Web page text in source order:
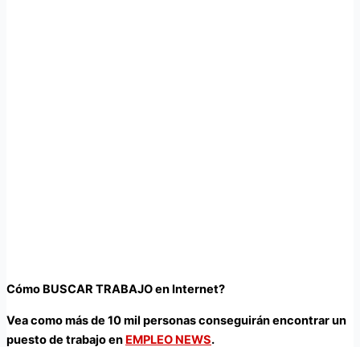
Cómo BUSCAR TRABAJO en Internet?
Vea como más de 10 mil personas conseguirán encontrar un
puesto de trabajo en EMPLEO NEWS.